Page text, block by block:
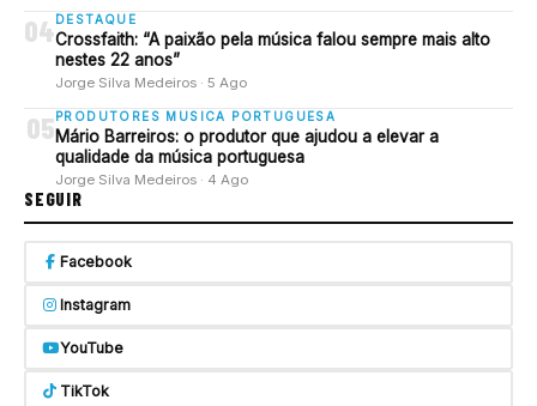
04DESTAQUE
Crossfaith: “A paixão pela música falou sempre mais alto
nestes 22 anos”
Jorge Silva Medeiros · 5 Ago
05 PRODUTORES MUSICA PORTUGUESA
Mário Barreiros: o produtor que ajudou a elevar a
qualidade da música portuguesa
Jorge Silva Medeiros · 4 Ago
SEGUIR
Facebook
Instagram
YouTube
TikTok